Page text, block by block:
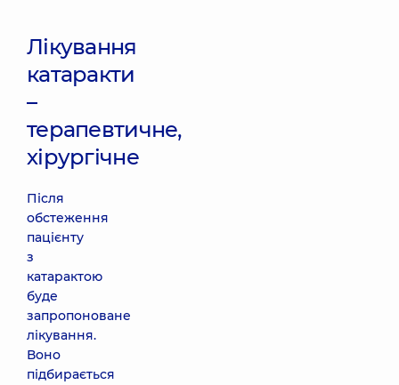
Лікування
катаракти
–
терапевтичне,
хірургічне
Після
обстеження
пацієнту
з
катарактою
буде
запропоноване
лікування.
Воно
підбирається